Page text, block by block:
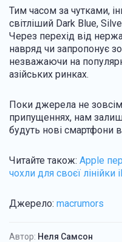
Тим часом за чутками,
світліший Dark Blue,
Через перехід від
навряд чи запропонує
незважаючи на
азійських ринках.
Поки джерела не
припущеннях, нам
будуть нові смартфони
Читайте також: Apple
чохли для своєї лінійки
Джерело: macrumors
Автор: Неля Самсон